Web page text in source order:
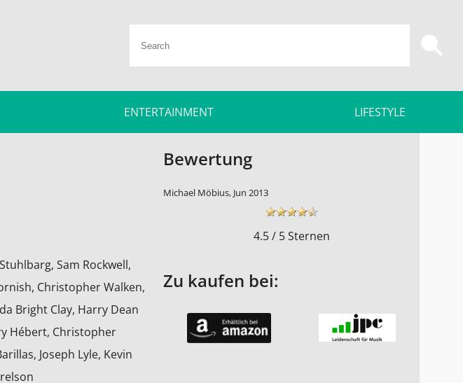
ENTERTAINMENT LIFESTYLE
Sam Rockwell,
Christopher Walken,
Bright Clay, Harry Dean
Hébert, Christopher
Joseph Lyle, Kevin
Bewertung
Michael Möbius, Jun 2013
4.5 / 5 Sternen
Zu kaufen bei: